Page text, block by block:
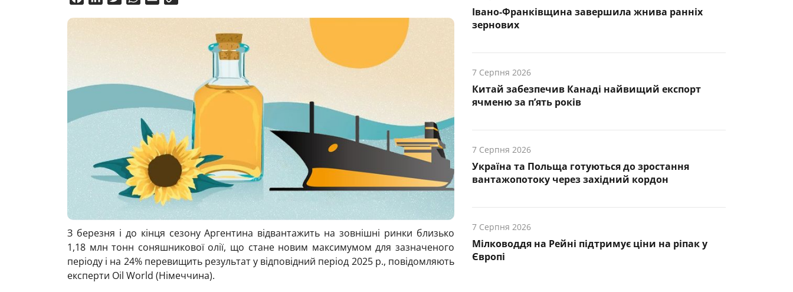
З березня і до кінця сезону Аргентина відвантажить на зовнішні ринки близько
1,18 млн тонн соняшникової олії, що стане новим максимумом для зазначеного
періоду і на 24% перевищить результат у відповідний період 2025 р., повідомляють
експерти Oil World (Німеччина).
Івано-Франківщина завершила жнива ранніх
зернових
7 Серпня 2026
Китай забезпечив Канаді найвищий експорт
ячменю за п’ять років
7 Серпня 2026
Україна та Польща готуються до зростання
вантажопотоку через західний кордон
7 Серпня 2026
Мілководдя на Рейні підтримує ціни на ріпак у
Європі